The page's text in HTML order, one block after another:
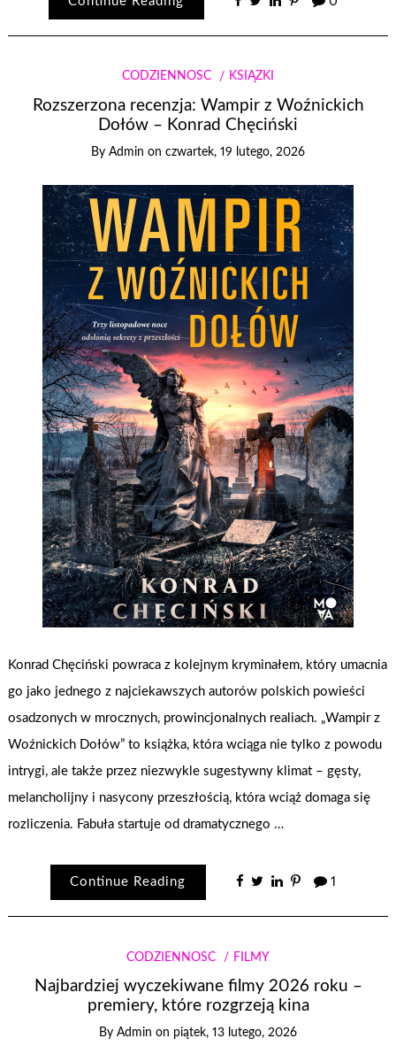
CODZIENNOŚĆ KSIĄŻKI
Rozszerzona recenzja: Wampir z Woźnickich
Dołów – Konrad Chęciński
By Admin on czwartek, 19 lutego, 2026
Konrad Chęciński powraca z kolejnym kryminałem, który umacnia
go jako jednego z najciekawszych autorów polskich powieści
osadzonych w mrocznych, prowincjonalnych realiach. „Wampir z
Woźnickich Dołów” to książka, która wciąga nie tylko z powodu
intrygi, ale także przez niezwykle sugestywny klimat – gęsty,
melancholijny i nasycony przeszłością, która wciąż domaga się
rozliczenia. Fabuła startuje od dramatycznego …
Continue Reading 1
CODZIENNOŚĆ FILMY
Najbardziej wyczekiwane filmy 2026 roku –
premiery, które rozgrzeją kina
By Admin on piątek, 13 lutego, 2026